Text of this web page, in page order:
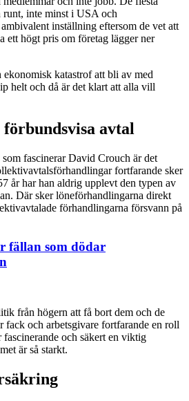
inte minst i USA och
inställning eftersom de vet att
ett högt pris om företag lägger ner
katastrof att bli av med
helt och då är det klart att alla vill
avtal
fascinerar David Crouch är det
fortfarande sker
år har han aldrig upplevt den typen av
Där sker löneförhandlingarna direkt
förhandlingarna försvann på
fällan som dödar
från högern att få bort dem och de
fack och arbetsgivare fortfarande en roll
och säkert en viktig
är så starkt.